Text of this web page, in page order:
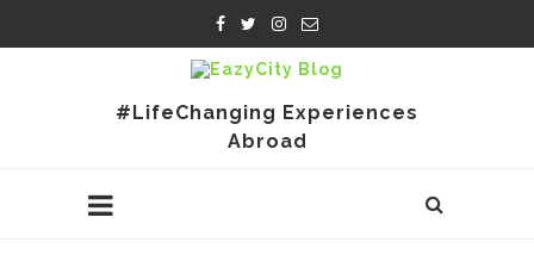
#LifeChanging Experiences
Abroad